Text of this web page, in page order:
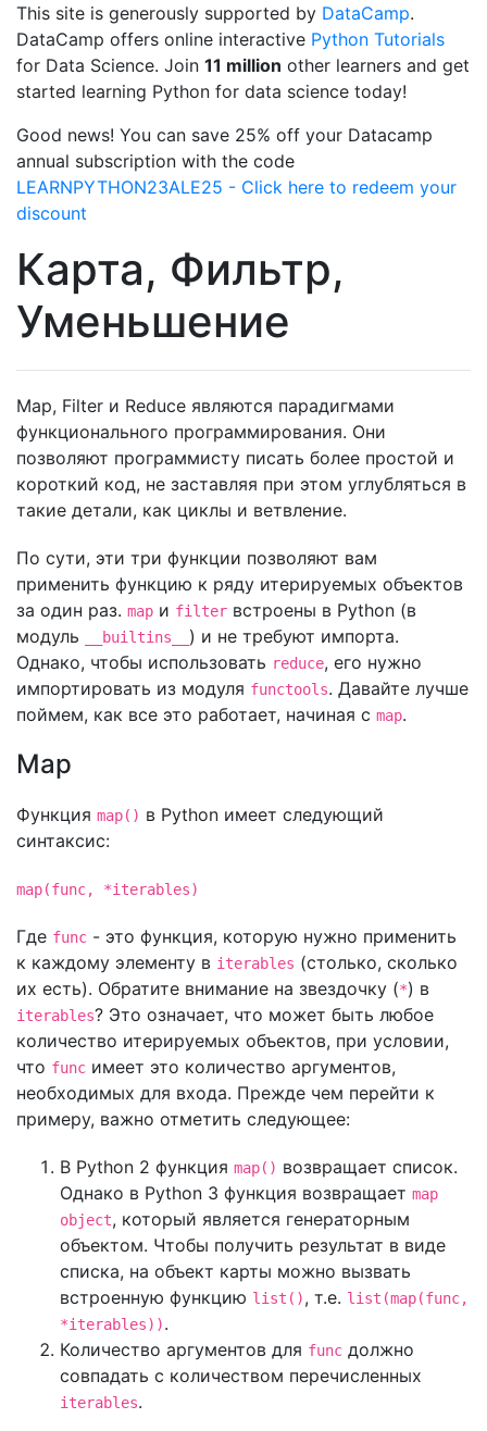
This site is generously supported by DataCamp.
DataCamp offers online interactive Python Tutorials
for Data Science. Join 11 million other learners and get
started learning Python for data science today!
Good news! You can save 25% off your Datacamp
annual subscription with the code
LEARNPYTHON23ALE25 - Click here to redeem your
discount
Карта, Фильтр,
Уменьшение
Map, Filter и Reduce являются парадигмами
функционального программирования. Они
позволяют программисту писать более простой и
короткий код, не заставляя при этом углубляться в
такие детали, как циклы и ветвление.
По сути, эти три функции позволяют вам
применить функцию к ряду итерируемых объектов
за один раз. map и filter встроены в Python (в
модуль
__builtins__ ) и не требуют импорта.
Однако, чтобы использовать reduce, его нужно
импортировать из модуля functools. Давайте лучше
поймем, как все это работает, начиная с map.
Map
Функция map() в Python имеет следующий
синтаксис:
map(func, *iterables)
Где func - это функция, которую нужно применить
к каждому элементу в iterables (столько, сколько
их есть). Обратите внимание на звездочку (*) в
iterables? Это означает, что может быть любое
количество итерируемых объектов, при условии,
что func имеет это количество аргументов,
необходимых для входа. Прежде чем перейти к
примеру, важно отметить следующее:
В Python 2 функция map() возвращает список.
Однако в Python 3 функция возвращает map
object, который является генераторным
объектом. Чтобы получить результат в виде
списка, на объект карты можно вызвать
встроенную функцию list(), т.е. list(map(func,
*iterables)).
Количество аргументов для func должно
совпадать с количеством перечисленных
iterables.